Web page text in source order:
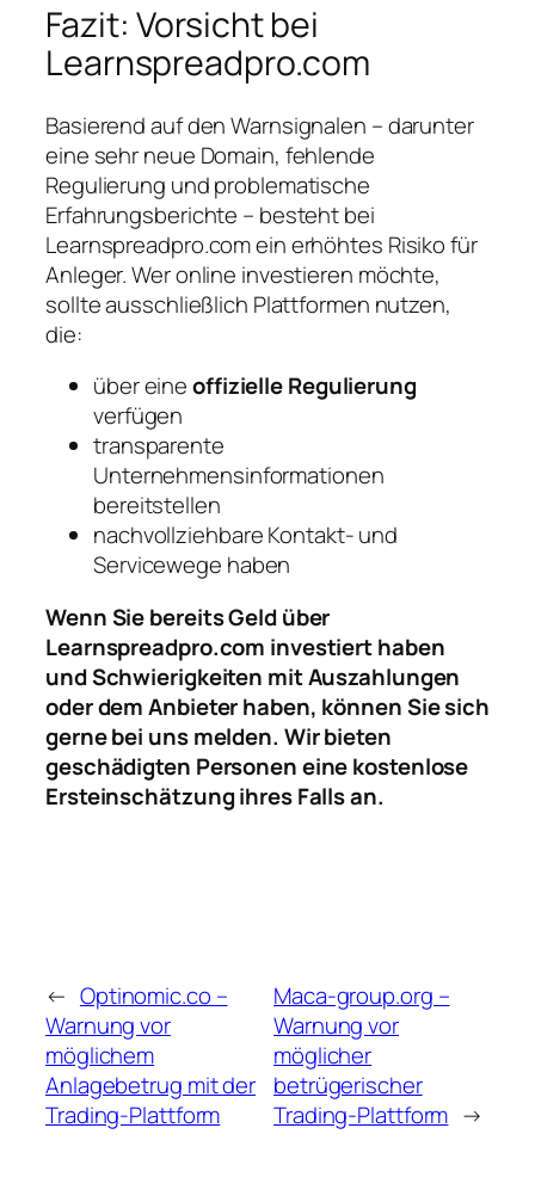
Fazit: Vorsicht bei
Learnspreadpro.com
Basierend auf den Warnsignalen – darunter
eine sehr neue Domain, fehlende
Regulierung und problematische
Erfahrungsberichte – besteht bei
Learnspreadpro.com ein erhöhtes Risiko für
Anleger. Wer online investieren möchte,
sollte ausschließlich Plattformen nutzen,
die:
über eineoffizielle Regulierung
verfügen
transparente
Unternehmensinformationen
bereitstellen
nachvollziehbare Kontakt‑ und
Servicewege haben
Wenn Sie bereits Geld über
Learnspreadpro.com investiert haben
und Schwierigkeiten mit Auszahlungen
oder dem Anbieter haben, können Sie sich
gerne bei uns melden. Wir bieten
geschädigten Personen eine kostenlose
Ersteinschätzung ihres Falls an.
← Optinomic.co –
Warnung vor
möglichem
Anlagebetrug mit der
Trading-Plattform
Maca‑group.org –
Warnung vor
möglicher
betrügerischer
Trading‑Plattform →